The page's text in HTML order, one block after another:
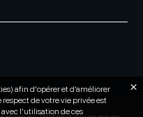
afin d'opérer et d’améliorer
de votre vie privée est
l'utilisation de ces